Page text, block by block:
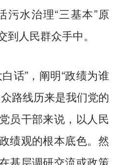
污水治理“三基本”原
人民群众手中。
”，阐明“政绩为谁
路线历来是我们党的
员干部来说，以人民
绩观的根本底色。然
基层调研交流或政策